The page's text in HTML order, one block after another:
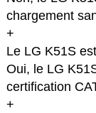
chargement
+
Le LG K51S
Oui, le LG
certification
+